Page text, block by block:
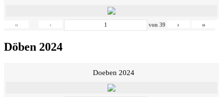
« ‹ von 39 › »
Döben 2024
Doeben 2024